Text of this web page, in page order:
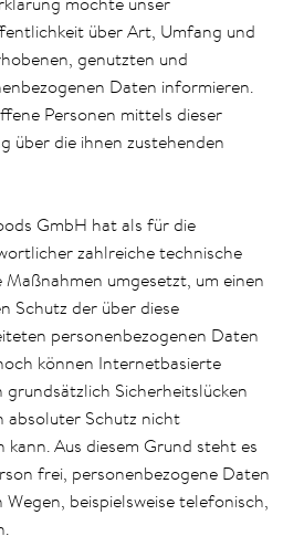
über Art, Umfang und
genutzten und
Daten informieren.
Personen mittels dieser
über die ihnen zustehenden
GmbH hat als für die
zahlreiche technische
umgesetzt, um einen
Schutz der über diese
personenbezogenen Daten
können Internetbasierte
Sicherheitslücken
absoluter Schutz nicht
Aus diesem Grund steht es
frei, personenbezogene Daten
beispielsweise telefonisch,